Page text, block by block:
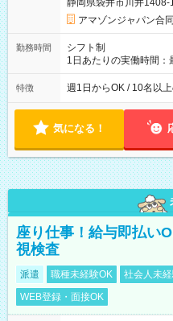
静岡県袋井市川井1408-
アマゾンジャパン合
勤務時間
シフト制
1日あたりの実働時間：
社後、就業可能シフト
特徴 週1日からOK / 10名以
気になる！
座り仕事！給与即払い
視検査
派遣 職種未経験OK 社会人未
WEB登録・面接OK